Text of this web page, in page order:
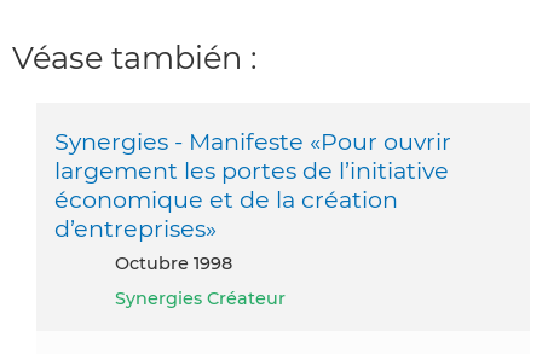
Véase también :
Synergies - Manifeste «Pour ouvrir
largement les portes de l’initiative
économique et de la création
d’entreprises»
octubre 1998
Synergies Créateur